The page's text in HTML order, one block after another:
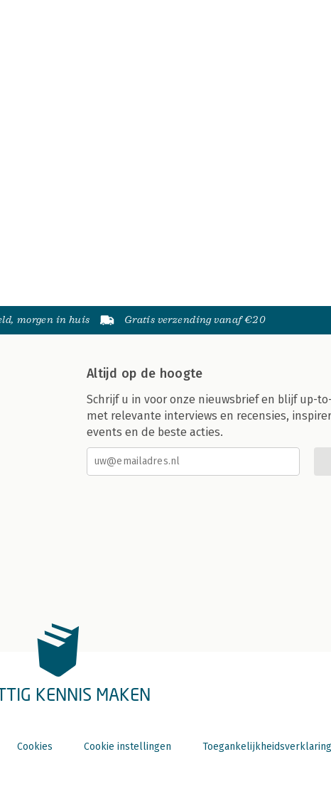
morgen in huis Gratis verzending vanaf €20
Altijd op de hoogte
Schrijf u in voor onze nieuwsbrief en blijf up-
met relevante interviews en recensies,
events en de beste acties.
KENNIS MAKEN
Cookies Cookie instellingen Toegankelijkheidsverklaring